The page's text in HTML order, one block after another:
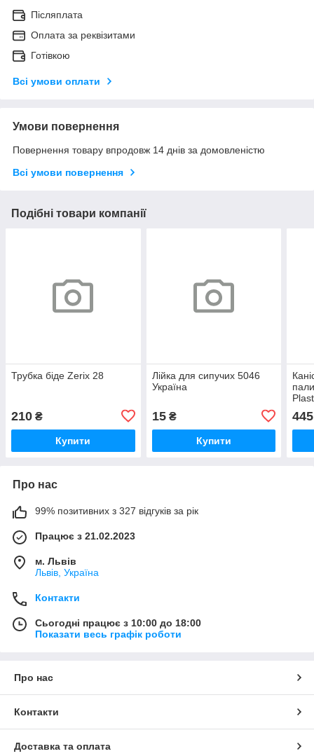
Післяплата
Оплата за реквізитами
Готівкою
Всі умови оплати
Умови повернення
Повернення товару впродовж 14 днів за домовленістю
Всі умови повернення
Подібні товари компанії
Трубка біде Zerix 28
210 ₴
Купити
Лійка для сипучих 5046
Україна
15₴
Купити
Plast
445
Про нас
99% позитивних з 327 відгуків за рік
Працює з 21.02.2023
м. Львів
Львів, Україна
Контакти
Сьогодні працює з 10:00 до 18:00
Показати весь графік роботи
Про нас
Контакти
Доставка та оплата